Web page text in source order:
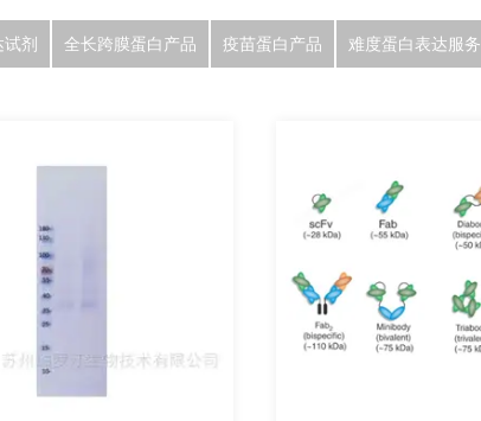
剂 全长跨膜蛋白产品 疫苗蛋白产品 难度蛋白表达服务